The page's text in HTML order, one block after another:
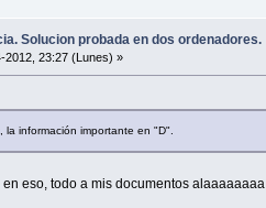
Solucion probada en dos ordenadores.
2012, 23:27 (Lunes) »
la información importante en "D".
eso, todo a mis documentos alaaaaaaaa